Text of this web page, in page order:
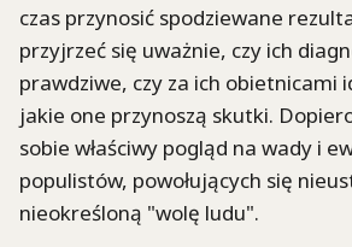
czas przynosić spodziewane
przyjrzeć się uważnie, czy ich
prawdziwe, czy za ich obietnicami
jakie one przynoszą skutki.
sobie właściwy pogląd na wady i
populistów, powołujących się
nieokreśloną "wolę ludu".